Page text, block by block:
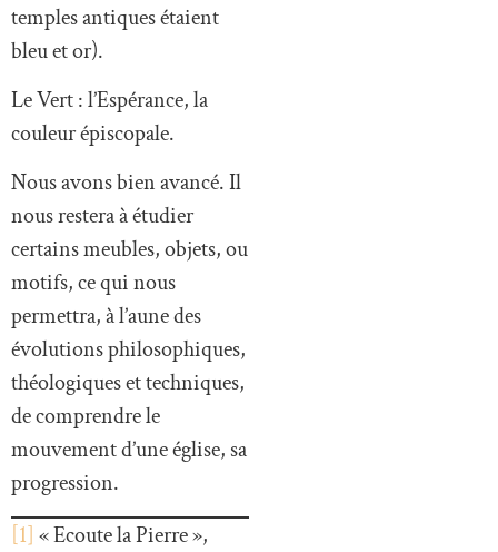
temples antiques étaient
bleu et or).
Le Vert : l’Espérance, la
couleur épiscopale.
Nous avons bien avancé. Il
nous restera à étudier
certains meubles, objets, ou
motifs, ce qui nous
permettra, à l’aune des
évolutions philosophiques,
théologiques et techniques,
de comprendre le
mouvement d’une église, sa
progression.
[1] « Ecoute la Pierre »,